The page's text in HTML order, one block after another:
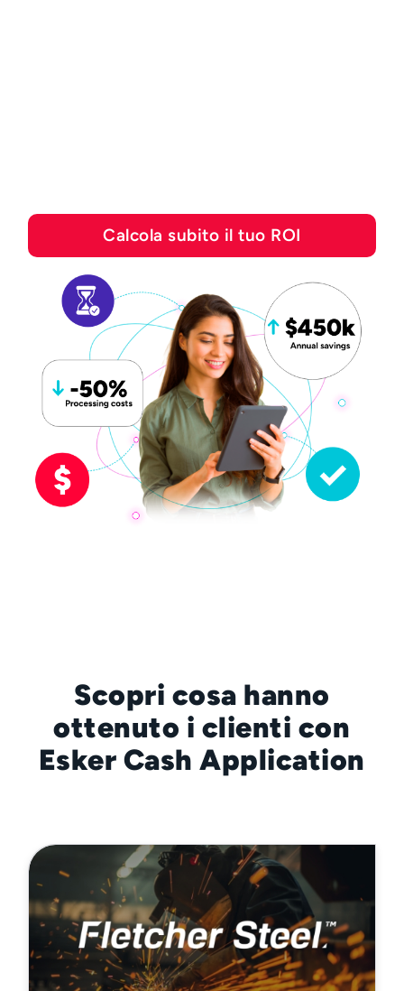
Calcola subito il tuo ROI
Scopri cosa hanno
ottenuto i clienti con
Esker Cash Application